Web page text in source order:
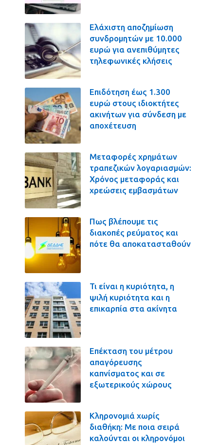
Ελάχιστη αποζημίωση
συνδρομητών με 10.000
ευρώ για ανεπιθύμητες
τηλεφωνικές κλήσεις
Επιδότηση έως 1.300
ευρώ στους ιδιοκτήτες
ακινήτων για σύνδεση με
αποχέτευση
Μεταφορές χρημάτων
τραπεζικών λογαριασμών:
Χρόνος μεταφοράς και
χρεώσεις εμβασμάτων
Πως βλέπουμε τις
διακοπές ρεύματος και
πότε θα αποκατασταθούν
Τι είναι η κυριότητα, η
ψιλή κυριότητα και η
επικαρπία στα ακίνητα
Επέκταση του μέτρου
απαγόρευσης
καπνίσματος και σε
εξωτερικούς χώρους
Κληρονομιά χωρίς
διαθήκη: Με ποια σειρά
καλούνται οι κληρονόμοι